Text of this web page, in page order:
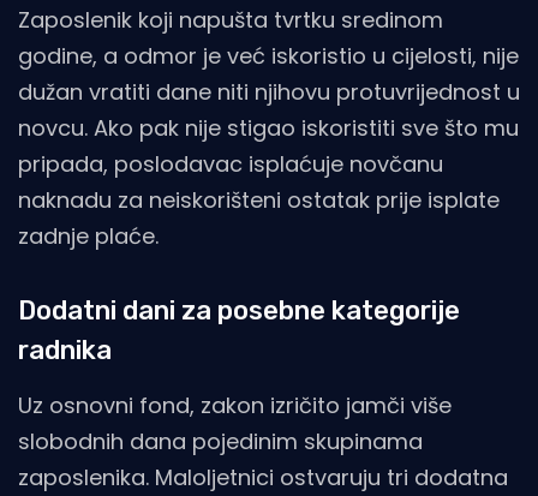
Zaposlenik koji napušta tvrtku sredinom
godine, a odmor je već iskoristio u cijelosti, nije
dužan vratiti dane niti njihovu protuvrijednost u
novcu. Ako pak nije stigao iskoristiti sve što mu
pripada, poslodavac isplaćuje novčanu
naknadu za neiskorišteni ostatak prije isplate
zadnje plaće.
Dodatni dani za posebne kategorije
radnika
Uz osnovni fond, zakon izričito jamči više
slobodnih dana pojedinim skupinama
zaposlenika. Maloljetnici ostvaruju tri dodatna